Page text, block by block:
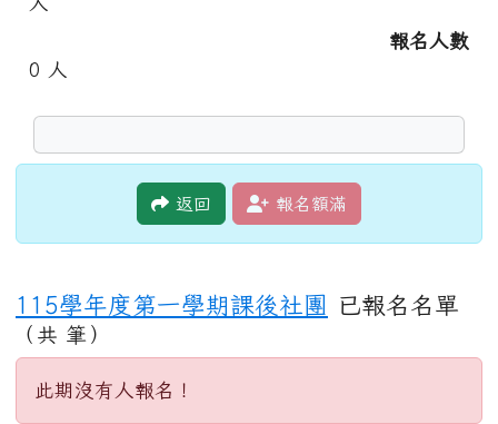
報名人數
0
人
返回 報名額滿
115學年度第一學期課後社團 已報名名單
（共 筆）
此期沒有人報名！